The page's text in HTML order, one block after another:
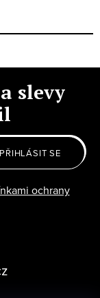
slevy
ochrany
PŘIHLÁSIT SE